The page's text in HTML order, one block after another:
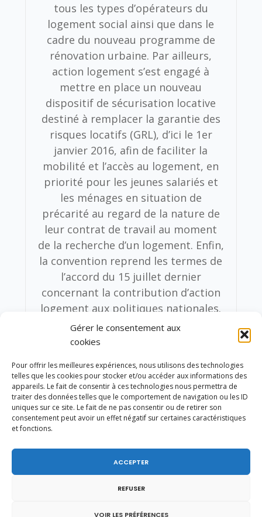
Gérer le consentement aux
cookies
Pour offrir les meilleures expériences, nous utilisons des technologies
telles que les cookies pour stocker et/ou accéder aux informations des
appareils. Le fait de consentir à ces technologies nous permettra de
traiter des données telles que le comportement de navigation ou les ID
uniques sur ce site. Le fait de ne pas consentir ou de retirer son
consentement peut avoir un effet négatif sur certaines caractéristiques
et fonctions.
ACCEPTER
REFUSER
VOIR LES PRÉFÉRENCES
tous les types d’opérateurs du
logement social ainsi que dans le
cadre du nouveau programme de
rénovation urbaine. Par ailleurs,
action logement s’est engagé à
mettre en place un nouveau
dispositif de sécurisation locative
destiné à remplacer la garantie des
risques locatifs (GRL), d’ici le 1er
janvier 2016, afin de faciliter la
mobilité et l’accès au logement, en
priorité pour les jeunes salariés et
les ménages en situation de
précarité au regard de la nature de
leur contrat de travail au moment
de la recherche d’un logement. Enfin,
la convention reprend les termes de
l’accord du 15 juillet dernier
concernant la contribution d’action
logement aux politiques nationales.
Le montant de cette contribution
sera de 1 milliard d’euros en 2016,
2018, et 500 millions en 2019 pour
tenir compte du pacte de
responsabilité et de solidarité qui va
bénéficier directement et
rapidement aux entreprises et à
leurs salariés. Sur la période 2015
2019, la majeure partie des
urbaine (850 millions d’euros par an